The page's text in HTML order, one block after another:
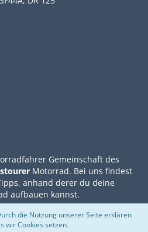
Gemeinschaft des
Motorrad. Bei uns findest
anhand derer du deine
aufbauen kannst.
Impressum
die Nutzung unserer Seite erklären
wir Cookies setzen.